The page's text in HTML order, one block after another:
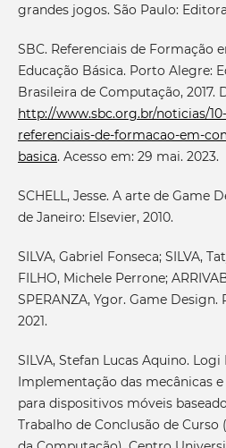
grandes jogos. São Paulo:
SBC. Referenciais de Formação
Educação Básica. Porto Alegre:
Brasileira de Computação, 2017.
http://www.sbc.org.br/noticias/
referenciais-de-formacao-em-
basica. Acesso em: 29 mai. 2023.
SCHELL, Jesse. A arte de Game
de Janeiro: Elsevier, 2010.
SILVA, Gabriel Fonseca; SILVA,
FILHO, Michele Perrone;
SPERANZA, Ygor. Game Design.
2021.
SILVA, Stefan Lucas Aquino.
Implementação das mecânicas
para dispositivos móveis
Trabalho de Conclusão de Curso